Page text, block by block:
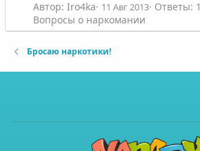
Автор: Iro4ka 11 Авг 2013 Ответы: 1
Вопросы о наркомании
Бросаю наркотики!